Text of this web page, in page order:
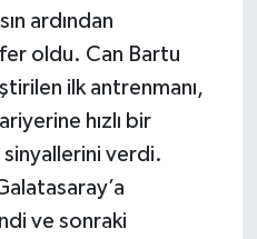
ardından
oldu. Can Bartu
ilk antrenmanı,
hızlı bir
sinyallerini verdi.
ve sonraki